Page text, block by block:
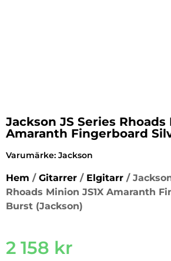
Jackson JS Series Rhoads
Amaranth Fingerboard
Varumärke: Jackson
Hem / Gitarrer / Elgitarr /
Rhoads Minion JS1X Amaranth
Burst (Jackson)
2 158 kr